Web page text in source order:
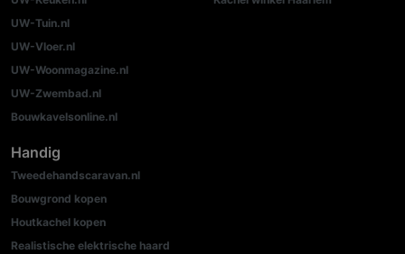
UW-Tuin.nl
UW-Vloer.nl
UW-Woonmagazine.nl
UW-Zwembad.nl
Bouwkavelsonline.nl
Handig
Tweedehandscaravan.nl
Bouwgrond kopen
Houtkachel kopen
Realistische elektrische haard